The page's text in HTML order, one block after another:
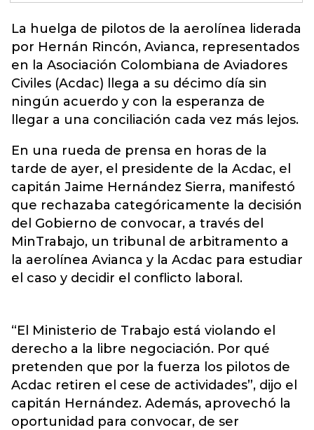
La huelga de pilotos de la aerolínea liderada
por Hernán Rincón, Avianca, representados
en la Asociación Colombiana de Aviadores
Civiles (Acdac) llega a su décimo día sin
ningún acuerdo y con la esperanza de
llegar a una conciliación cada vez más lejos.
En una rueda de prensa en horas de la
tarde de ayer, el presidente de la Acdac, el
capitán Jaime Hernández Sierra, manifestó
que rechazaba categóricamente la decisión
del Gobierno de convocar, a través del
MinTrabajo, un tribunal de arbitramento a
la aerolínea Avianca y la Acdac para estudiar
el caso y decidir el conflicto laboral.
“El Ministerio de Trabajo está violando el
derecho a la libre negociación. Por qué
pretenden que por la fuerza los pilotos de
Acdac retiren el cese de actividades”, dijo el
capitán Hernández. Además, aprovechó la
oportunidad para convocar, de ser